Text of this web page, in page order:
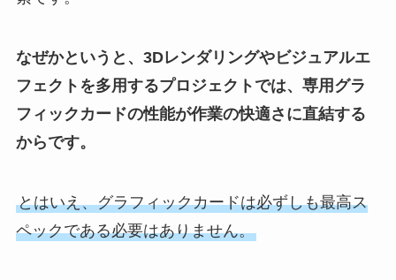
なぜかというと、3Dレンダリングやビジュアルエ
フェクトを多用するプロジェクトでは、専用グラ
フィックカードの性能が作業の快適さに直結する
からです。
とはいえ、グラフィックカードは必ずしも最高ス
ペックである必要はありません。